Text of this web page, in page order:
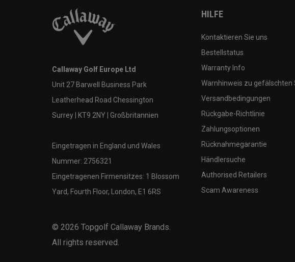
Callaway Golf Europe Ltd
Unit 27 Barwell Business Park
Leatherhead Road Chessington
Surrey | KT9 2NY | Großbritannien
Eingetragen in England und Wales
Nummer: 2756321
Eingetragenen Firmensitzes: 1 Blossom
Yard, Fourth Floor, London, E1 6RS
© 2026 Topgolf Callaway Brands.
All rights reserved.
HILFE
Kontaktieren Sie uns
Bestellstatus
Warranty Info
Warnhinweis zu gefälschten
Versandbedingungen
Rückgabe-Richtlinie
Zahlungsoptionen
Rücknahmegarantie
Händlersuche
Authorised Retailers
Scam Awareness